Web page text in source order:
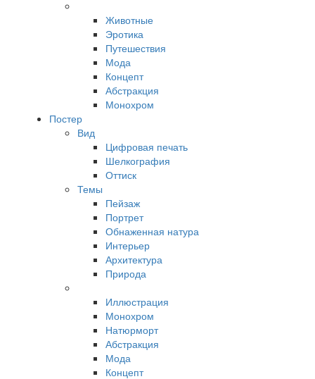
Животные
Эротика
Путешествия
Мода
Концепт
Абстракция
Монохром
Постер
Вид
Цифровая печать
Шелкография
Оттиск
Темы
Пейзаж
Портрет
Обнаженная натура
Интерьер
Архитектура
Природа
Иллюстрация
Монохром
Натюрморт
Абстракция
Мода
Концепт